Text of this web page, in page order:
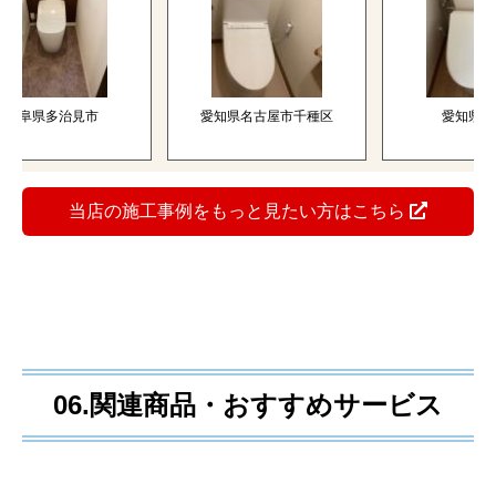
多治見市 愛知県名古屋市千種区 愛知県一宮市
当店の施工事例をもっと見たい方はこちら
06.関連商品・おすすめサービス